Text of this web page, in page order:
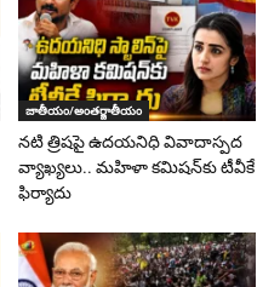
జాతీయం/అంతర్జాతీయం
నటి త్రిషపై ఉదయనిధి వివాదాస్పద
వ్యాఖ్యలు.. మహిళా కమిషన్‌కు టీవీకే
ఫిర్యాదు